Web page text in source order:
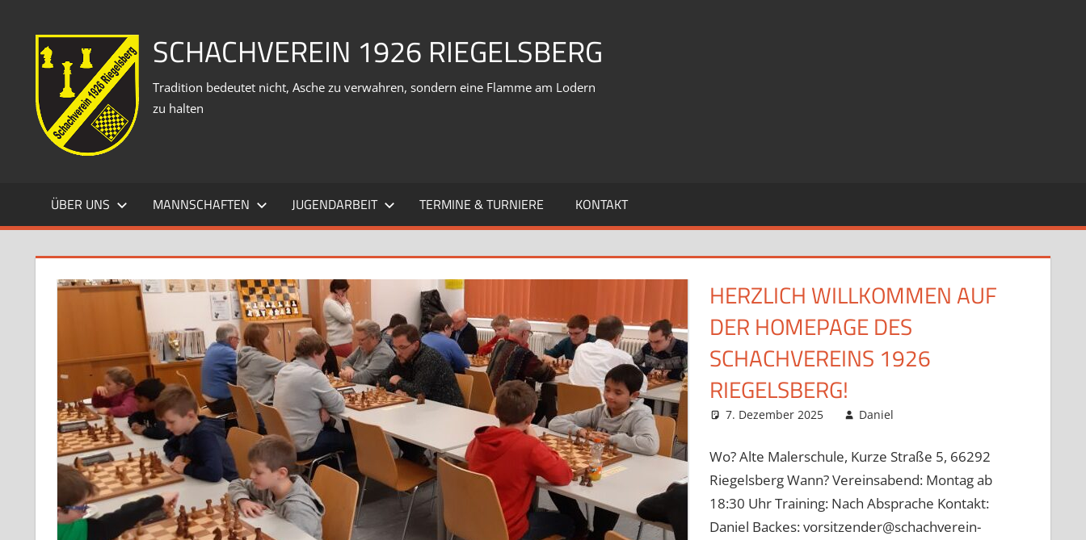
springen
SCHACHVEREIN 1926 RIEGELSBERG
Tradition bedeutet nicht, Asche zu verwahren, sondern eine Flamme am Lodern
zu halten
ÜBER UNS MANNSCHAFTEN JUGENDARBEIT TERMINE & TURNIERE KONTAKT
HERZLICH WILLKOMMEN AUF
DER HOMEPAGE DES
SCHACHVEREINS 1926
RIEGELSBERG!
7. Dezember 2025 Daniel
Wo? Alte Malerschule, Kurze Straße 5, 66292
Riegelsberg Wann? Vereinsabend: Montag ab
18:30 Uhr Training: Nach Absprache Kontakt:
Daniel Backes: vorsitzender@schachverein-